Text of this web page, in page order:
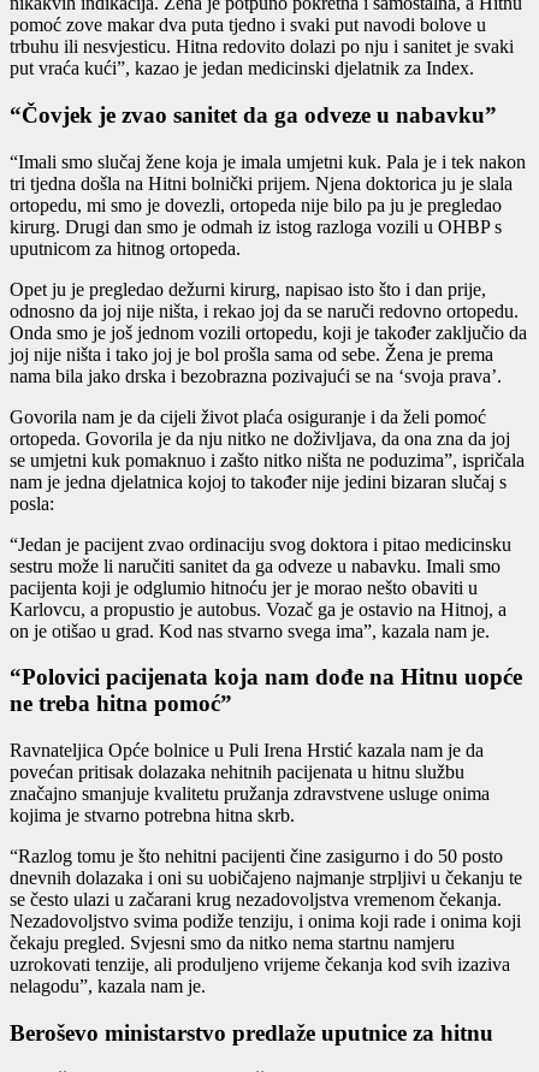
pomoć zove makar dva puta tjedno i svaki put navodi bolove u
trbuhu ili nesvjesticu. Hitna redovito dolazi po nju i sanitet je svaki
put vraća kući”, kazao je jedan medicinski djelatnik za Index.
“Čovjek je zvao sanitet da ga odveze u nabavku”
“Imali smo slučaj žene koja je imala umjetni kuk. Pala je i tek nakon
tri tjedna došla na Hitni bolnički prijem. Njena doktorica ju je slala
ortopedu, mi smo je dovezli, ortopeda nije bilo pa ju je pregledao
kirurg. Drugi dan smo je odmah iz istog razloga vozili u OHBP s
uputnicom za hitnog ortopeda.
Opet ju je pregledao dežurni kirurg, napisao isto što i dan prije,
odnosno da joj nije ništa, i rekao joj da se naruči redovno ortopedu.
Onda smo je još jednom vozili ortopedu, koji je također zaključio da
joj nije ništa i tako joj je bol prošla sama od sebe. Žena je prema
nama bila jako drska i bezobrazna pozivajući se na ‘svoja prava’.
Govorila nam je da cijeli život plaća osiguranje i da želi pomoć
ortopeda. Govorila je da nju nitko ne doživljava, da ona zna da joj
se umjetni kuk pomaknuo i zašto nitko ništa ne poduzima”, ispričala
nam je jedna djelatnica kojoj to također nije jedini bizaran slučaj s
posla:
“Jedan je pacijent zvao ordinaciju svog doktora i pitao medicinsku
sestru može li naručiti sanitet da ga odveze u nabavku. Imali smo
pacijenta koji je odglumio hitnoću jer je morao nešto obaviti u
Karlovcu, a propustio je autobus. Vozač ga je ostavio na Hitnoj, a
on je otišao u grad. Kod nas stvarno svega ima”, kazala nam je.
“Polovici pacijenata koja nam dođe na Hitnu uopće
ne treba hitna pomoć”
Ravnateljica Opće bolnice u Puli Irena Hrstić kazala nam je da
povećan pritisak dolazaka nehitnih pacijenata u hitnu službu
značajno smanjuje kvalitetu pružanja zdravstvene usluge onima
kojima je stvarno potrebna hitna skrb.
“Razlog tomu je što nehitni pacijenti čine zasigurno i do 50 posto
dnevnih dolazaka i oni su uobičajeno najmanje strpljivi u čekanju te
se često ulazi u začarani krug nezadovoljstva vremenom čekanja.
Nezadovoljstvo svima podiže tenziju, i onima koji rade i onima koji
čekaju pregled. Svjesni smo da nitko nema startnu namjeru
uzrokovati tenzije, ali produljeno vrijeme čekanja kod svih izaziva
nelagodu”, kazala nam je.
Beroševo ministarstvo predlaže uputnice za hitnu